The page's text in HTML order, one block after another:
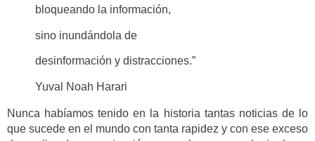
bloqueando la información,
sino inundándola de
desinformación y distracciones.”
Yuval Noah Harari
Nunca habíamos tenido en la historia tantas noticias de lo
que sucede en el mundo con tanta rapidez y con ese exceso